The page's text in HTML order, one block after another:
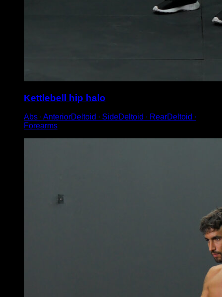
Kettlebell hip halo
Abs ∙ AnteriorDeltoid ∙ SideDeltoid ∙ RearDeltoid ∙
Forearms